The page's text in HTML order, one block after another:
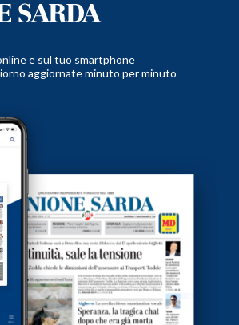
e sul tuo smartphone
aggiornate minuto per minuto